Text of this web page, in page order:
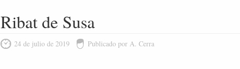
Ribat de Susa
24 de julio de 2019 Publicado por A. Cerra